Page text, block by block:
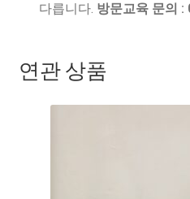
다릅니다. 방문교육 문의
연관 상품